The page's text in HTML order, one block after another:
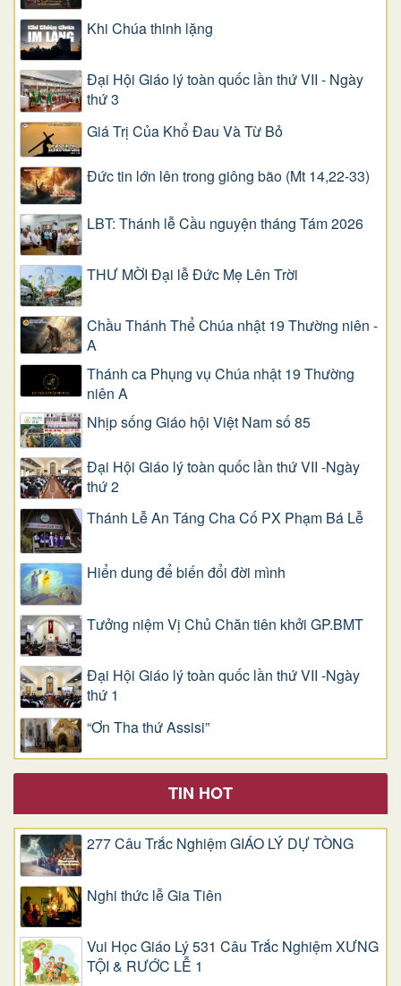
Khi Chúa thinh lặng
Đại Hội Giáo lý toàn quốc lần thứ VII - Ngày
thứ 3
Giá Trị Của Khổ Ðau Và Từ Bỏ
Đức tin lớn lên trong giông bão (Mt 14,22-33)
LBT: Thánh lễ Cầu nguyện tháng Tám 2026
THƯ MỜI Đại lễ Đức Mẹ Lên Trời
Chầu Thánh Thể Chúa nhật 19 Thường niên -
A
Thánh ca Phụng vụ Chúa nhật 19 Thường
niên A
Nhịp sống Giáo hội Việt Nam số 85
Đại Hội Giáo lý toàn quốc lần thứ VII -Ngày
thứ 2
Thánh Lễ An Táng Cha Cố PX Phạm Bá Lễ
Hiển dung để biến đổi đời mình
Tưởng niệm Vị Chủ Chăn tiên khởi GP.BMT
Đại Hội Giáo lý toàn quốc lần thứ VII -Ngày
thứ 1
“Ơn Tha thứ Assisi”
TIN HOT
277 Câu Trắc Nghiệm GIÁO LÝ DỰ TÒNG
Nghi thức lễ Gia Tiên
Vui Học Giáo Lý 531 Câu Trắc Nghiệm XƯNG
TỘI & RƯỚC LỄ 1